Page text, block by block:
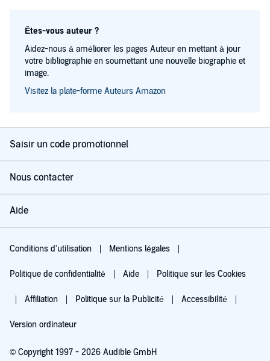
Êtes-vous auteur ?
Aidez-nous à améliorer les pages Auteur en mettant à jour
votre bibliographie en soumettant une nouvelle biographie et
image.
Visitez la plate-forme Auteurs Amazon
Saisir un code promotionnel
Nous contacter
Aide
Conditions d'utilisation Mentions légales
Politique de confidentialité Aide Politique sur les Cookies
Affiliation Politique sur la Publicité Accessibilité
Version ordinateur
© Copyright 1997 - 2026 Audible GmbH